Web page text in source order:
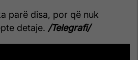
parë disa, por që nuk
detaje. /Telegrafi/